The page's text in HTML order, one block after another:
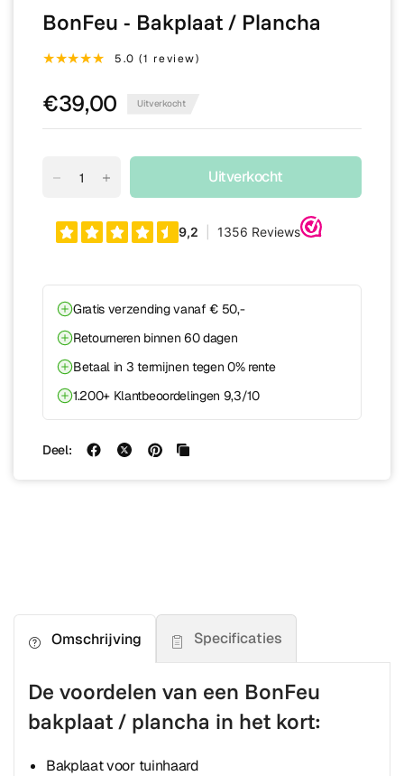
BonFeu - Bakplaat / Plancha
5.0 (1 review)
€39,00 Uitverkocht
Uitverkocht
Gratis verzending vanaf € 50,-
Retourneren binnen 60 dagen
Betaal in 3 termijnen tegen 0% rente
1.200+ Klantbeoordelingen 9,3/10
Deel:
Omschrijving Specificaties
De voordelen van een BonFeu
bakplaat / plancha in het kort:
Bakplaat voor tuinhaard